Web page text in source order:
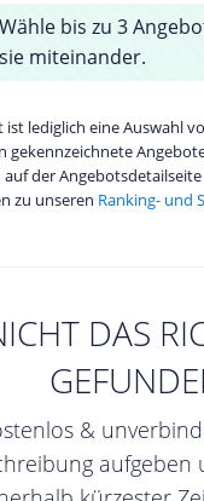
Wähle bis zu 3
sie miteinander.
ist lediglich eine Auswahl
gekennzeichnete
auf der
zu unseren Ranking- und
DAS
&
aufgeben